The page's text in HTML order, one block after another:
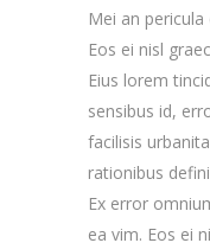
Mei an
Eos ei nisl
Eius lorem
sensibus id,
facilisis
rationibus
Ex error
ea vim. Eos ei